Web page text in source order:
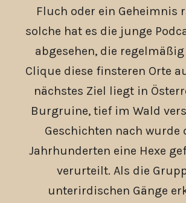
Fluch oder ein Geheimnis
solche hat es die junge
abgesehen, die
Clique diese finsteren Orte
nächstes Ziel liegt in
Burgruine, tief im Wald
Geschichten nach wurde
Jahrhunderten eine Hexe
verurteilt. Als die
unterirdischen Gänge